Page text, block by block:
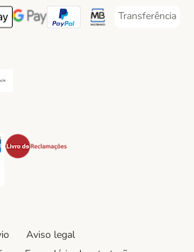
MethodPayment Method
Pay Payment Method
Google Pay Payment Method
PayPal Payment Method
Multibanco Payment
Transferência
Transferência
Method
Shipping Method
Security
Aviso legal